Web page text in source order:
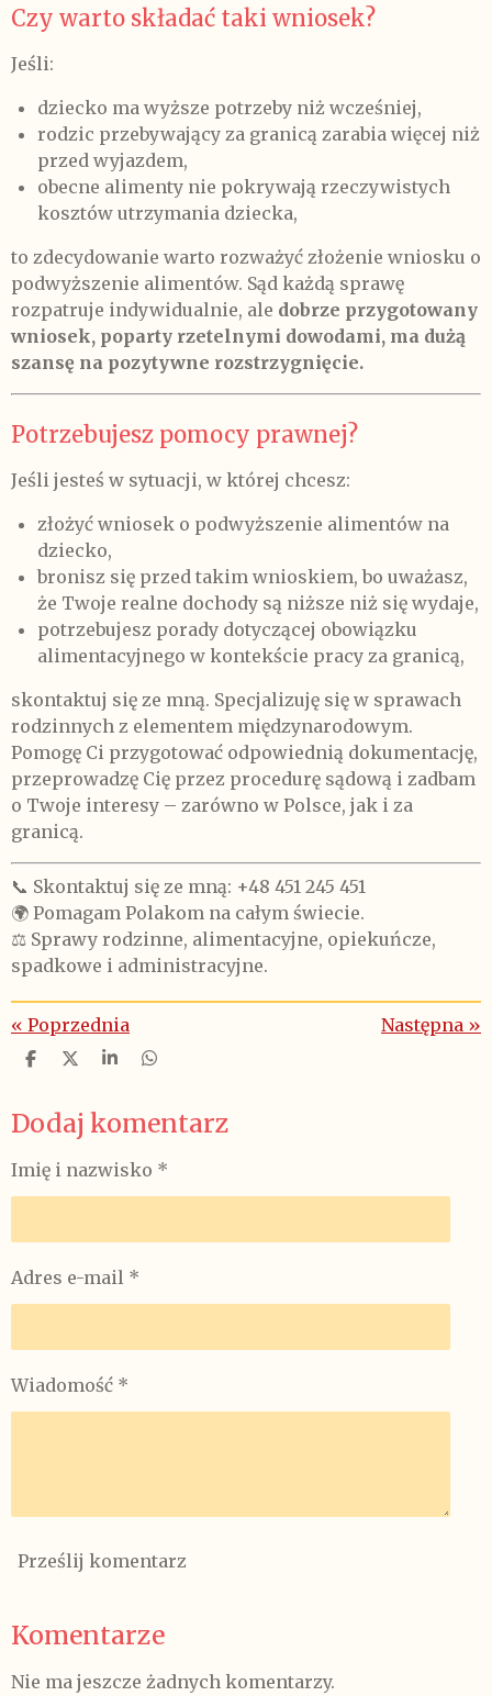
Czy warto składać taki wniosek?
Jeśli:
dziecko ma wyższe potrzeby niż wcześniej,
rodzic przebywający za granicą zarabia więcej niż
przed wyjazdem,
obecne alimenty nie pokrywają rzeczywistych
kosztów utrzymania dziecka,
to zdecydowanie warto rozważyć złożenie wniosku o
podwyższenie alimentów. Sąd każdą sprawę
rozpatruje indywidualnie, ale dobrze przygotowany
wniosek, poparty rzetelnymi dowodami, ma dużą
szansę na pozytywne rozstrzygnięcie.
Potrzebujesz pomocy prawnej?
Jeśli jesteś w sytuacji, w której chcesz:
złożyć wniosek o podwyższenie alimentów na
dziecko,
bronisz się przed takim wnioskiem, bo uważasz,
że Twoje realne dochody są niższe niż się wydaje,
potrzebujesz porady dotyczącej obowiązku
alimentacyjnego w kontekście pracy za granicą,
skontaktuj się ze mną. Specjalizuję się w sprawach
rodzinnych z elementem międzynarodowym.
Pomogę Ci przygotować odpowiednią dokumentację,
przeprowadzę Cię przez procedurę sądową i zadbam
o Twoje interesy – zarówno w Polsce, jak i za
granicą.
📞 Skontaktuj się ze mną: +48 451 245 451
🌍 Pomagam Polakom na całym świecie.
⚖️ Sprawy rodzinne, alimentacyjne, opiekuńcze,
spadkowe i administracyjne.
« Poprzednia Następna »
U
s
t
p
U
s
t
p
U
s
t
p
U
s
t
p
Dodaj komentarz
Imię i nazwisko *
Adres e-mail *
Wiadomość *
Prześlij komentarz
Komentarze
Nie ma jeszcze żadnych komentarzy.